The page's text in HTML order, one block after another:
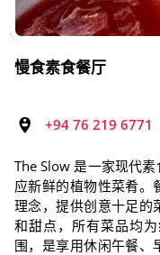
慢食素食餐厅
+94 76 219 6771
The Slow 是一家现代
应新鲜的植物性菜肴。
理念，提供创意十足的
和甜点，所有菜品均
围，是享用休闲午餐、